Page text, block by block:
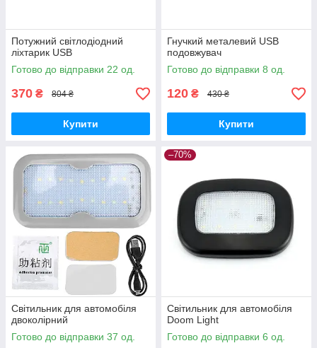
Потужний світлодіодний
ліхтарик USB
Готово до відправки 22 од.
370 ₴ 804 ₴
Купити
Гнучкий металевий USB
подовжувач
Готово до відправки 8 од.
120 ₴ 430 ₴
Купити
Світильник для автомобіля
двоколірний
Готово до відправки 37 од.
–70%
Світильник для автомобіля
Doom Light
Готово до відправки 6 од.